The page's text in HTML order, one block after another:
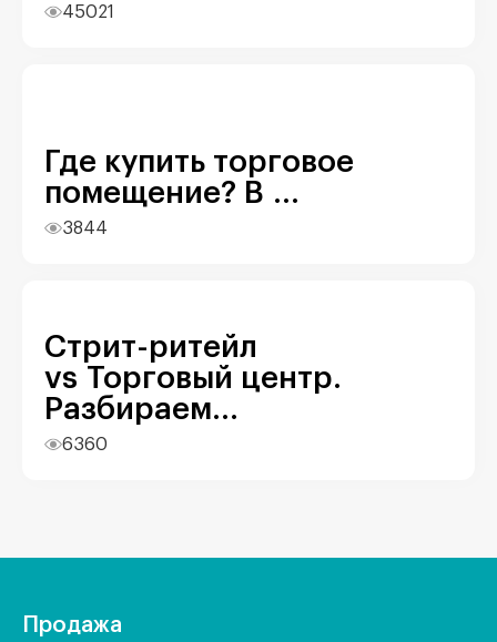
45021
Где купить торговое
помещение? В ...
3844
Стрит-ритейл
vs Торговый центр.
Разбираем...
6360
Продажа